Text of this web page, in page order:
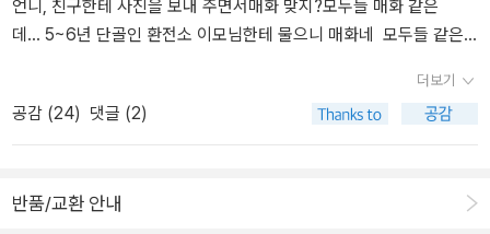
아니지만, 다시 열린 마음으로 읽기 시작했어요. 그래서인지 모르지
만, 그동안 제가 의문을 품었던 독서의 방향이나 독서를 통해 얻는 인
간관계등에 관한 생각에 대한 답을 찾은것이 좋았습니다. 저는 김형
경님의 책을 이책을 통해 처음 읽었지만, 이 책 보다 평이 좋은 다른
력을 넘어 데이트 폭력에 대해 생각하게 하는 만화였어요. 글이 아니
정으로, 마리는 귄터 그라스 자신이 투영되어 있는 인물이다. 그라스
가 꾸며 낸 이야기 형태를 취하지만 작품 속 기억과 인물은 그라스의
실제 경험과 오버랩 된다. 아이들의 다양한 시선을 통해 그 자신의 삶
아홉 가지 이야기 환상적인 이야기 속에 담긴 인간과 사회에 대한 통
는 이름 그대로 환상적이고 신비로운 이야기를 다루고 있는 오스카
입.정작 내책이 되고보니 안 읽고 있으니 문제네요. -.-;; 한창훈님
의 책을 읽다가 좋아서 이 책도 구입. 출판일은 좀 지났으나 구입. 도
서를 구매했다... ^^ ;; 읽고 정리한책 읽고 정리. 표지만
봐도 배부른 책들.. 사은품의 노예..... 책정가제 실시후 구입이 뜸할
되는데, 사은품 때문에 구입하게 된 책. ^^ 책선물로 구입 나를
언니, 친구한테 사진을 보내 주면서매화 맞지?모두들 매화 같은
데... 5~6년 단골인 환전소 이모님한테 물으니 매화네 모두들 같은
설. 적당껏 일신의 안위를 차리며 살다 죽으면 그뿐. 다만 이 지루한
생이, 부디 견디기 버거울 만큼 길지는 않기를 갈망했다. 류타에게 삶
이란 고작 그 정도의 의미였다. 빌어먹을 계집, 우에노 아키를 만나기
가 원하는 걸 줄 수 있나?' 계집을 향한 이 맹독 같은 감정이 무엇인지
더보기
공감 (24) 댓글 (2)
반품/교환 안내